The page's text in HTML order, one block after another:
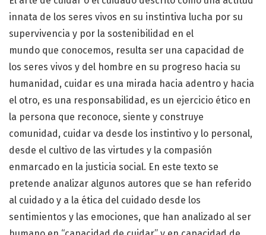
innata de los seres vivos en su instintiva lucha por su
supervivencia y por la sostenibilidad en el
mundo que conocemos, resulta ser una capacidad de
los seres vivos y del hombre en su progreso hacia su
humanidad, cuidar es una mirada hacia adentro y hacia
el otro, es una responsabilidad, es un ejercicio ético en
la persona que reconoce, siente y construye
comunidad, cuidar va desde los instintivo y lo personal,
desde el cultivo de las virtudes y la compasión
enmarcado en la justicia social. En este texto se
pretende analizar algunos autores que se han referido
al cuidado y a la ética del cuidado desde los
sentimientos y las emociones, que han analizado al ser